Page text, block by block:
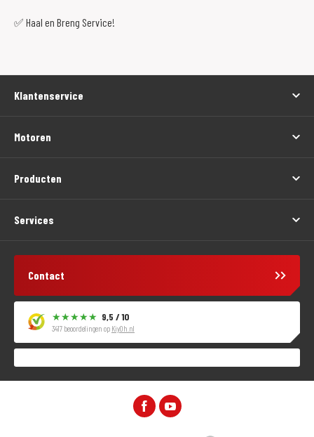
✅ Haal en Breng Service!
Klantenservice
Motoren
Producten
Services
Contact
9,5 / 10
3417 beoordelingen op KiyOh.nl